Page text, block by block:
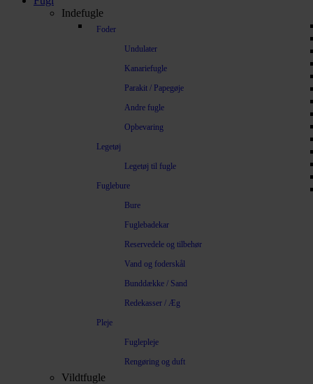
Indefugle
Foder
Undulater
Kanariefugle
Parakit / Papegøje
Andre fugle
Opbevaring
Legetøj
Legetøj til fugle
Fuglebure
Bure
Fuglebadekar
Reservedele og tilbehør
Vand og foderskål
Bunddække / Sand
Redekasser / Æg
Pleje
Fuglepleje
Rengøring og duft
Vildtfugle